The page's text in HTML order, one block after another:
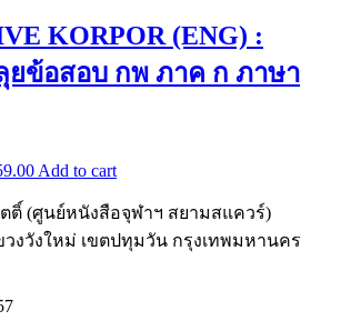
KORPOR (ENG) :
ยข้อสอบ กพ ภาค ก ภาษา
Current
is:
฿159.00.
Add to cart
ติ์ (ศูนย์หนังสือจุฬาฯ สยามสแควร์)
งวังใหม่ เขตปทุมวัน กรุงเทพมหานคร